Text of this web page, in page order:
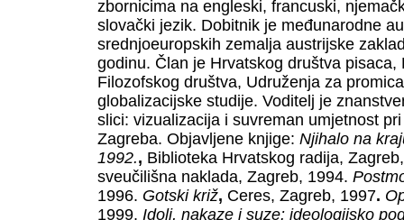
zbornicima na engleski, francuski,
slovački jezik. Dobitnik je međunarodne
srednjoeuropskih zemalja austrijske
godinu. Član je Hrvatskog društva
Filozofskog društva, Udruženja za
globalizacijske studije. Voditelj je
slici: vizualizacija i suvreman umjetnost
Zagreba. Objavljene knjige: Njihalo na
1992., Biblioteka Hrvatskog radija,
sveučilišna naklada, Zagreb, 1994.
1996. Gotski križ, Ceres, Zagreb, 1997.
1999. Idoli, nakaze i suze: ideologijsko